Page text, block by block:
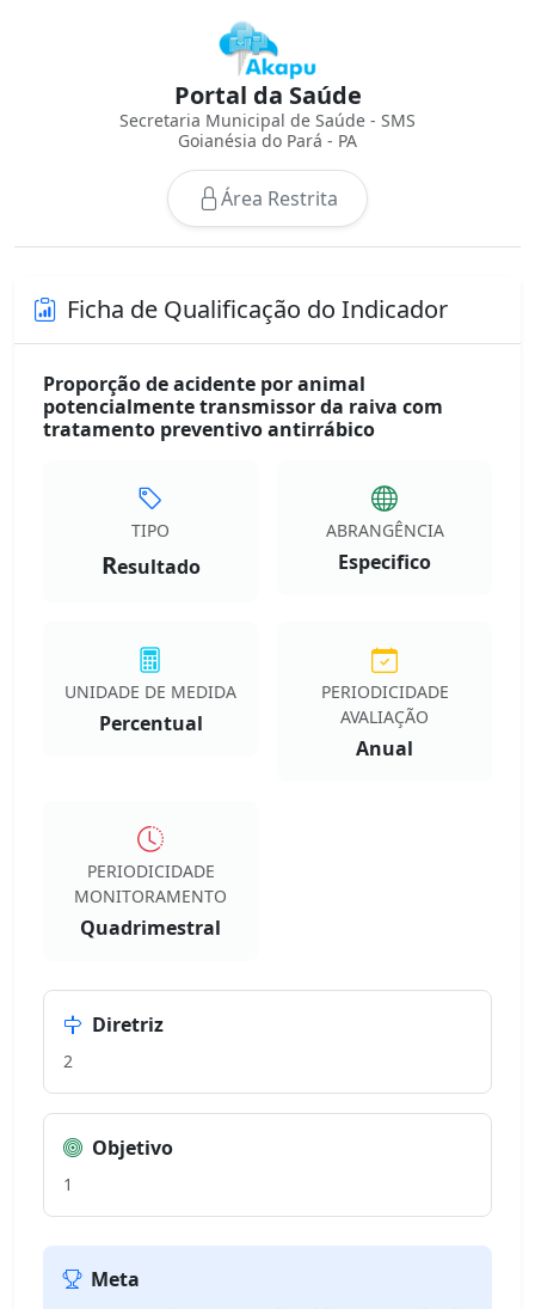
Portal da Saúde
Secretaria Municipal de Saúde - SMS
Goianésia do Pará - PA
Área Restrita
Ficha de Qualificação do Indicador
Proporção de acidente por animal
potencialmente transmissor da raiva com
tratamento preventivo antirrábico
TIPO
Resultado
ABRANGÊNCIA
Especifico
UNIDADE DE MEDIDA
Percentual
PERIODICIDADE
AVALIAÇÃO
Anual
PERIODICIDADE
MONITORAMENTO
Quadrimestral
Diretriz
2
Objetivo
1
Meta